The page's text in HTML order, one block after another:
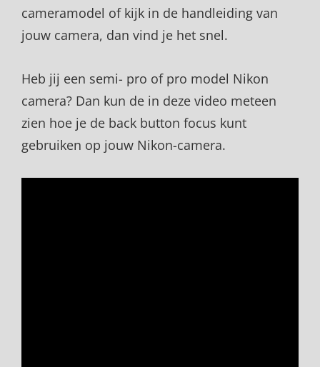
cameramodel of kijk in de handleiding van
jouw camera, dan vind je het snel.
Heb jij een semi- pro of pro model Nikon
camera? Dan kun de in deze video meteen
zien hoe je de back button focus kunt
gebruiken op jouw Nikon-camera.